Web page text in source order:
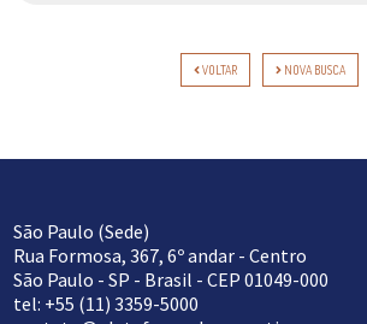
VOLTAR NOVA BUSCA
São Paulo (Sede)
Rua Formosa, 367, 6º andar - Centro
São Paulo - SP - Brasil - CEP 01049-000
tel: +55 (11) 3359-5000